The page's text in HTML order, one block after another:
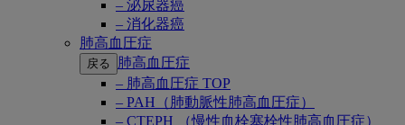
– 泌尿器癌
– 消化器癌
肺高血圧症
戻る
肺高血圧症
– 肺高血圧症 TOP
– PAH（肺動脈性肺高血圧症）
– CTEPH （慢性血栓塞栓性肺高血圧症）